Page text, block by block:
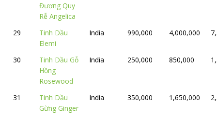
Đương Quy
Rễ Angelica
29
Tinh Dầu
Elemi
India 990,000 4,000,000
30
Tinh Dầu Gỗ
Hồng
Rosewood
India 250,000 850,000
31
Tinh Dầu
Gừng Ginger
India 350,000 1,650,000